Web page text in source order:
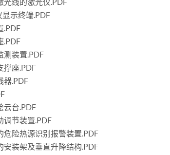
光线的激光仪.PDF
示终端.PDF
.PDF
.PDF
测装置.PDF
撑座.PDF
器.PDF
云台.PDF
调节装置.PDF
危险热源识别报警装置.PDF
安装架及垂直升降结构.PDF